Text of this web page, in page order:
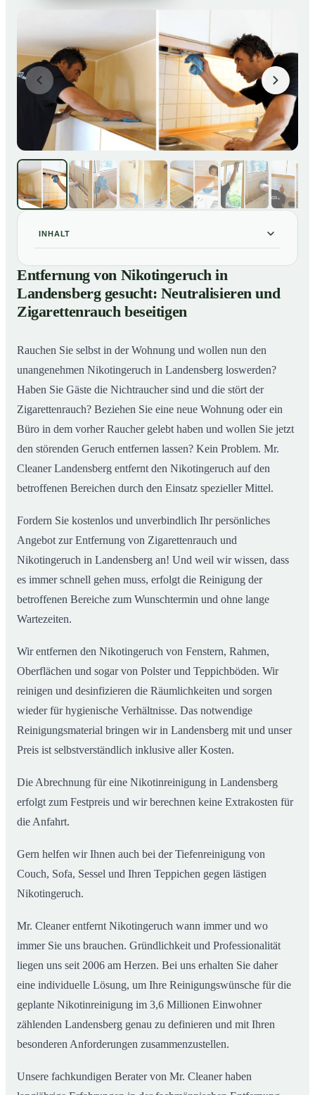
INHALT
01 Entfernung von Nikotingeruch in Landensberg gesucht:
Neutralisieren und Zigarettenrauch beseitigen
So entfernen wir Nikotingeruch in Landensberg
nachhaltig
Entfernung von Nikotingeruch in
Landensberg gesucht: Neutralisieren und
Zigarettenrauch beseitigen
Rauchen Sie selbst in der Wohnung und wollen nun den
unangenehmen Nikotingeruch in Landensberg loswerden?
Haben Sie Gäste die Nichtraucher sind und die stört der
Zigarettenrauch? Beziehen Sie eine neue Wohnung oder ein
Büro in dem vorher Raucher gelebt haben und wollen Sie jetzt
den störenden Geruch entfernen lassen? Kein Problem. Mr.
Cleaner Landensberg entfernt den Nikotingeruch auf den
betroffenen Bereichen durch den Einsatz spezieller Mittel.
Fordern Sie kostenlos und unverbindlich Ihr persönliches
Angebot zur Entfernung von Zigarettenrauch und
Nikotingeruch in Landensberg an! Und weil wir wissen, dass
es immer schnell gehen muss, erfolgt die Reinigung der
betroffenen Bereiche zum Wunschtermin und ohne lange
Wartezeiten.
Wir entfernen den Nikotingeruch von Fenstern, Rahmen,
Oberflächen und sogar von Polster und Teppichböden. Wir
reinigen und desinfizieren die Räumlichkeiten und sorgen
wieder für hygienische Verhältnisse. Das notwendige
Reinigungsmaterial bringen wir in Landensberg mit und unser
Preis ist selbstverständlich inklusive aller Kosten.
Die Abrechnung für eine Nikotinreinigung in Landensberg
erfolgt zum Festpreis und wir berechnen keine Extrakosten für
die Anfahrt.
Gern helfen wir Ihnen auch bei der Tiefenreinigung von
Couch, Sofa, Sessel und Ihren Teppichen gegen lästigen
Nikotingeruch.
Mr. Cleaner entfernt Nikotingeruch wann immer und wo
immer Sie uns brauchen. Gründlichkeit und Professionalität
liegen uns seit 2006 am Herzen. Bei uns erhalten Sie daher
eine individuelle Lösung, um Ihre Reinigungswünsche für die
geplante Nikotinreinigung im 3,6 Millionen Einwohner
zählenden Landensberg genau zu definieren und mit Ihren
besonderen Anforderungen zusammenzustellen.
Unsere fachkundigen Berater von Mr. Cleaner haben